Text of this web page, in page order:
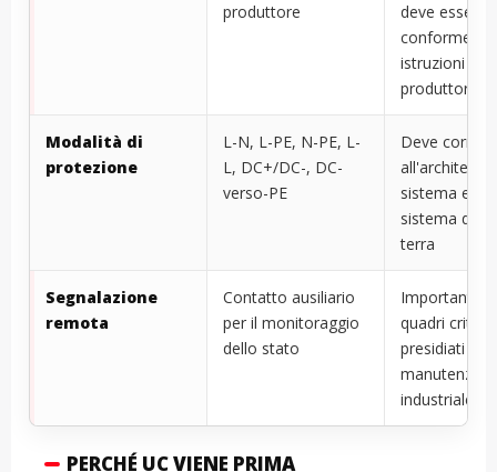
produttore
deve essere
conforme
istruzioni del
produttore
Modalità di
protezione
L-N, L-PE, N-PE, L-
L, DC+/DC-, DC-
verso-PE
Deve
sistema e al
sistema di
terra
Segnalazione
remota
Contatto ausiliario
per il monitoraggio
dello stato
Importante
quadri critici,
presidiati e
industriale
PERCHÉ UC VIENE PRIMA